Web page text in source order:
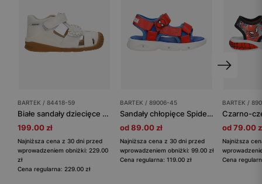
BARTEK / 84418-59
Białe sandały dziecięce z zabudowanym przodem BARTEK 84418-59
199.00 zł
Najniższa cena z 30 dni przed
wprowadzeniem obniżki: 229.00
zł
Cena regularna: 229.00 zł
BARTEK / 89006-45
Sandały chłopięce Spider-man ze świecącą podeszwą BARTEK 89006-45
od 89.00 zł
Najniższa cena z 30 dni przed
wprowadzeniem obniżki: 99.00 zł
Cena regularna: 119.00 zł
BARTEK /
od 79.00
Najniższa
Cena